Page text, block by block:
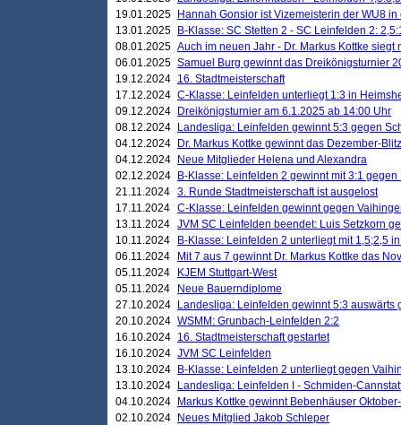
19.01.2025
Hannah Gonsior ist Vizemeisterin der WU8 in
13.01.2025
B-Klasse: SC Stetten 2 - SC Leinfelden 2:
08.01.2025 Auch im neuen Jahr - Dr. Markus Kottke
06.01.2025 Samuel Burg gewinnt das Dreikönigsturnier
19.12.2024 16. Stadtmeisterschaft
17.12.2024 C-Klasse: Leinfelden unterliegt 1:3 in
09.12.2024
Dreikönigsturnier am 6.1.2025 ab 14:00 Uhr
08.12.2024
Landesliga: Leinfelden gewinnt 5:3 gegen
04.12.2024
Dr. Markus Kottke gewinnt das Dezember-
04.12.2024
Neue Mitglieder Helena und Alexandra
02.12.2024
B-Klasse: Leinfelden 2 gewinnt mit 3:1
21.11.2024 3. Runde Stadtmeisterschaft ist ausgelost
17.11.2024 C-Klasse: Leinfelden gewinnt gegen
13.11.2024 JVM SC Leinfelden beendet: Luis Setzkorn
10.11.2024
B-Klasse: Leinfelden 2 unterliegt mit 1,5;2,5
06.11.2024
Mit 7 aus 7 gewinnt Dr. Markus Kottke das
05.11.2024
KJEM Stuttgart-West
05.11.2024
Neue Bauerndiplome
27.10.2024
Landesliga: Leinfelden gewinnt 5:3 auswärts
20.10.2024 WSMM: Grunbach-Leinfelden 2:2
16.10.2024 16. Stadtmeisterschaft gestartet
16.10.2024 JVM SC Leinfelden
13.10.2024
B-Klasse: Leinfelden 2 unterliegt gegen
13.10.2024
Landesliga: Leinfelden I - Schmiden-
04.10.2024
Markus Kottke gewinnt Bebenhäuser
02.10.2024
Neues Mitglied Jakob Schleper